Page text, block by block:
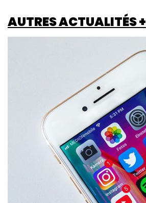
AUTRES ACTUALITÉS +